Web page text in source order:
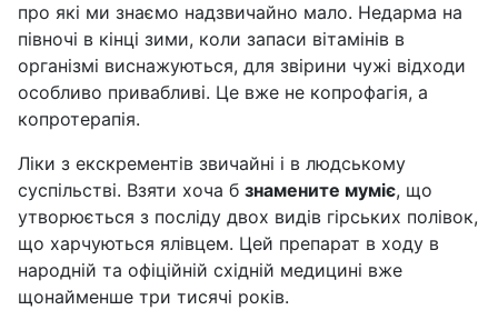
про які ми знаємо надзвичайно мало. Недарма на
півночі в кінці зими, коли запаси вітамінів в
організмі виснажуються, для звірини чужі відходи
особливо привабливі. Це вже не копрофагія, а
копротерапія.
Ліки з екскрементів звичайні і в людському
суспільстві. Взяти хоча б знамените муміє, що
утворюється з посліду двох видів гірських полівок,
що харчуються ялівцем. Цей препарат в ходу в
народній та офіційній східній медицині вже
щонайменше три тисячі років.